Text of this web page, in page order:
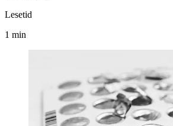
Lesetid
1 min